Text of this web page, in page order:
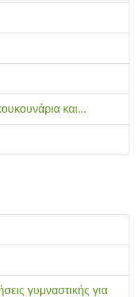
και...
γυμναστικής για